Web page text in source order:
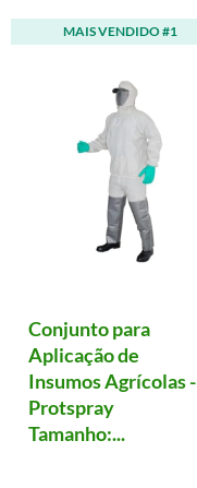
MAIS VENDIDO #1
Conjunto para
Aplicação de
Insumos Agrícolas -
Protspray
Tamanho:...